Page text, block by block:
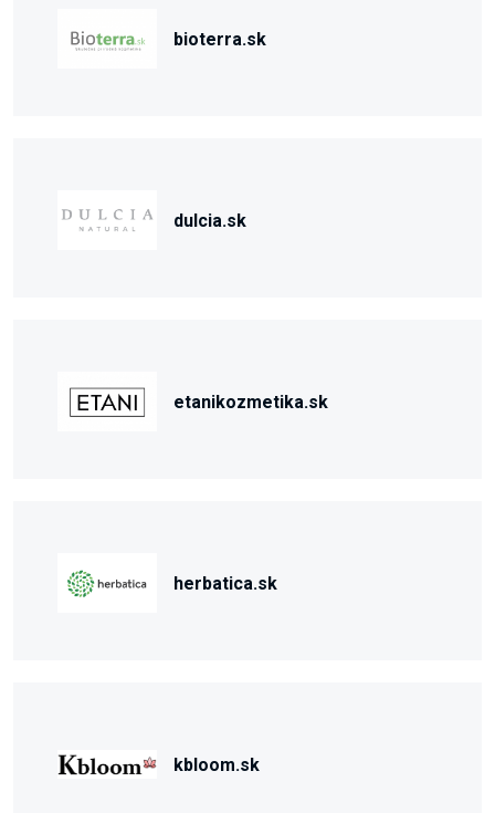
bioterra.sk
dulcia.sk
etanikozmetika.sk
herbatica.sk
kbloom.sk